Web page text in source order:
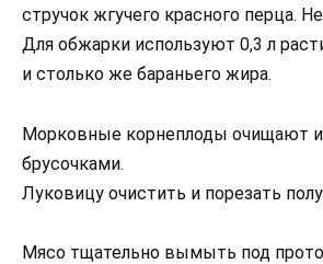
стручок жгучего красного перца.
Для обжарки используют 0,3 л
и столько же бараньего жира.
Морковные корнеплоды очищают
брусочками.
Луковицу очистить и порезать
Мясо тщательно вымыть под